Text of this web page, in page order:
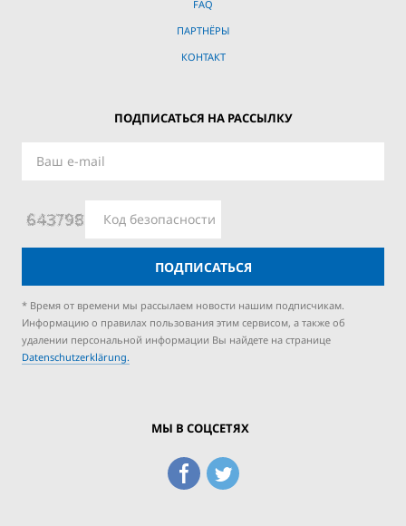
FAQ
ПАРТНЁРЫ
КОНТАКТ
ПОДПИСАТЬСЯ НА РАССЫЛКУ
ПОДПИСАТЬСЯ
* Время от времени мы рассылаем новости нашим подписчикам.
Информацию о правилах пользования этим сервисом, а также об
удалении персональной информации Вы найдете на странице
Datenschutzerklärung.
МЫ В СОЦСЕТЯХ